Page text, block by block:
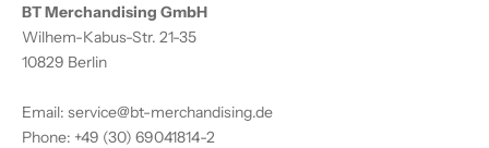
BT Merchandising GmbH
Wilhem-Kabus-Str. 21-35
10829 Berlin
Email: service@bt-merchandising.de
Phone: +49 (30) 69041814-2